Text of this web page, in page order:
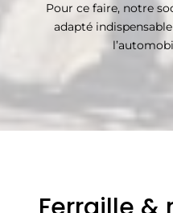
Pour ce faire, notre
adapté